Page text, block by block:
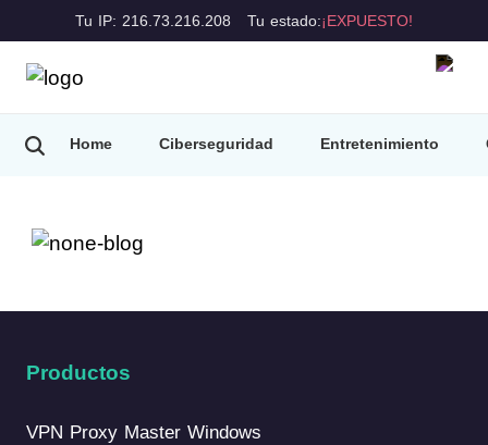
Tu IP: 216.73.216.208 Tu estado:¡EXPUESTO!
Home Ciberseguridad Entretenimiento
Productos
VPN Proxy Master Windows